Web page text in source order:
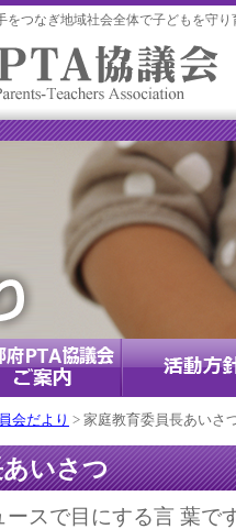
をつなぎ地域社会全体で子どもを守
会だより > 家庭教育委員長あいさ
いさつ
ースで目にする言 葉で